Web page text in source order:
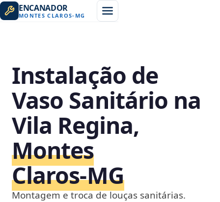
ENCANADOR
MONTES CLAROS- MG
Instalação de
Vaso Sanitário na
Vila Regina,
Montes
Claros‑MG
Montagem e troca de louças sanitárias.